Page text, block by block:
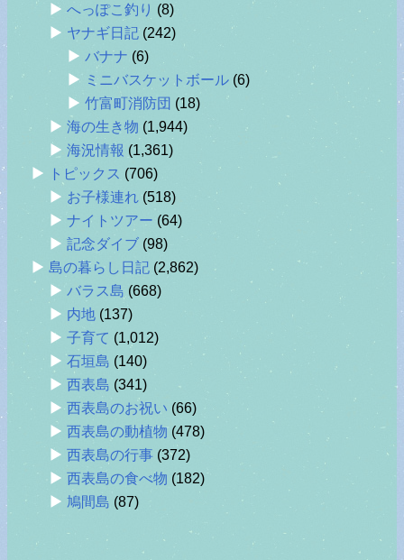
へっぽこ釣り (8)
ヤナギ日記(242)
バナナ (6)
ミニバスケットボール (6)
竹富町消防団 (18)
海の生き物 (1,944)
海況情報 (1,361)
トピックス (706)
お子様連れ (518)
ナイトツアー (64)
記念ダイブ (98)
島の暮らし日記 (2,862)
バラス島 (668)
内地 (137)
子育て (1,012)
石垣島 (140)
西表島 (341)
西表島のお祝い (66)
西表島の動植物 (478)
西表島の行事 (372)
西表島の食べ物 (182)
鳩間島 (87)